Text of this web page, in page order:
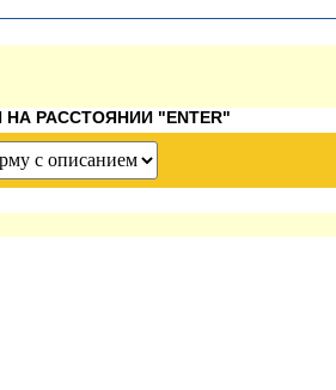
РАССТОЯНИИ "ENTER"